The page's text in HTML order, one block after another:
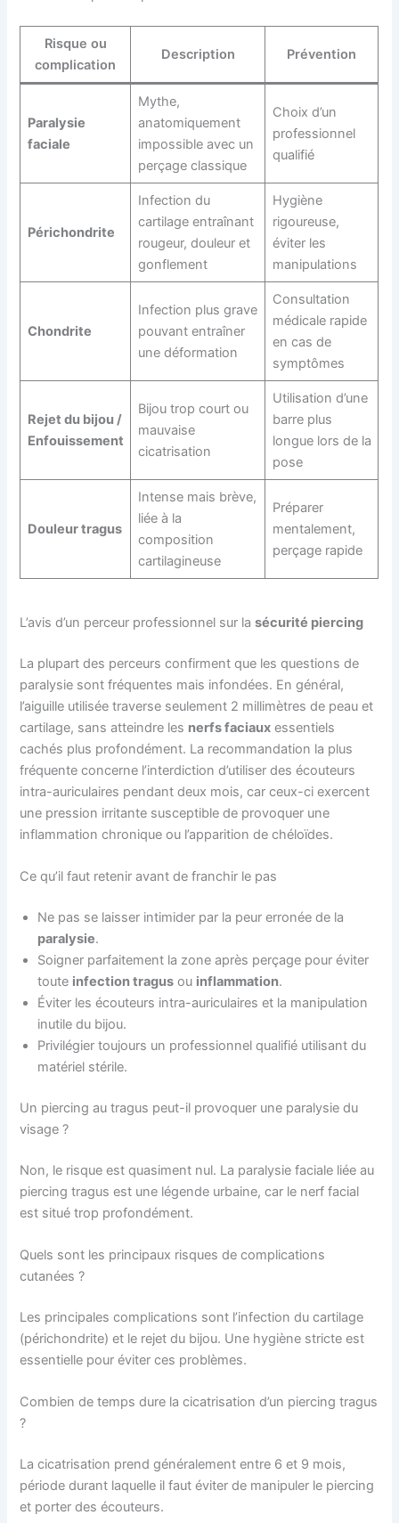
Risque ou
complication
Description Prévention
Paralysie
faciale
Mythe,
anatomiquement
impossible avec un
perçage classique
Choix d’un
professionnel
qualifié
Périchondrite
Infection du
cartilage entraînant
rougeur, douleur et
gonflement
Hygiène
rigoureuse,
éviter les
manipulations
Chondrite
Infection plus grave
pouvant entraîner
une déformation
Consultation
médicale rapide
en cas de
symptômes
Rejet du bijou /
Enfouissement
Bijou trop court ou
mauvaise
cicatrisation
Utilisation d’une
barre plus
longue lors de la
pose
Douleur tragus
Intense mais brève,
liée à la
composition
cartilagineuse
Préparer
mentalement,
perçage rapide
L’avis d’un perceur professionnel sur lasécurité piercing
La plupart des perceurs confirment que les questions de
paralysie sont fréquentes mais infondées. En général,
l’aiguille utilisée traverse seulement 2 millimètres de peau et
cartilage, sans atteindre les nerfs faciaux essentiels
cachés plus profondément. La recommandation la plus
fréquente concerne l’interdiction d’utiliser des écouteurs
intra-auriculaires pendant deux mois, car ceux-ci exercent
une pression irritante susceptible de provoquer une
inflammation chronique ou l’apparition de chéloïdes.
Ce qu’il faut retenir avant de franchir le pas
Ne pas se laisser intimider par la peur erronée de la
paralysie.
Soigner parfaitement la zone après perçage pour éviter
toute infection tragus ou inflammation.
Éviter les écouteurs intra-auriculaires et la manipulation
inutile du bijou.
Privilégier toujours un professionnel qualifié utilisant du
matériel stérile.
Un piercing au tragus peut-il provoquer une paralysie du
visage ?
Non, le risque est quasiment nul. La paralysie faciale liée au
piercing tragus est une légende urbaine, car le nerf facial
est situé trop profondément.
Quels sont les principaux risques de complications
cutanées ?
Les principales complications sont l’infection du cartilage
(périchondrite) et le rejet du bijou. Une hygiène stricte est
essentielle pour éviter ces problèmes.
Combien de temps dure la cicatrisation d’un piercing tragus
?
La cicatrisation prend généralement entre 6 et 9 mois,
période durant laquelle il faut éviter de manipuler le piercing
et porter des écouteurs.